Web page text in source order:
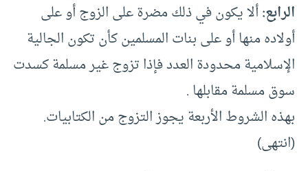
الرابع:ألا يكون في ذلك مضرة على الزوج أو على
أولاده منها أو على بنات المسلمين كأن تكون الجالية
الإسلامية محدودة العدد فإذا تزوج غير مسلمة كسدت
سوق مسلمة مقابلها .
بهذه الشروط الأربعة يجوز التزوج من الكتابيات.
(انتهى)